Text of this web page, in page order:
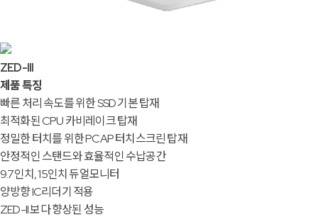
ZED-III
제품 특징
빠른 처리 속도를 위한 SSD 기본 탑재
최적화된 CPU 카비레이크 탑재
정밀한 터치를 위한 PCAP 터치스크린 탑재
안정적인 스탠드와 효율적인 수납공간
9.7인치, 15인치 듀얼모니터
양방향 IC리더기 적용
ZED-II 보다 향상된 성능